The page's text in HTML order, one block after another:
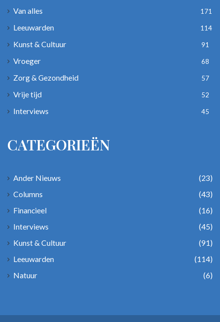
Van alles 171
Leeuwarden 114
Kunst & Cultuur 91
Vroeger 68
Zorg & Gezondheid 57
Vrije tijd 52
Interviews 45
CATEGORIEËN
Ander Nieuws
(23)
Columns
(43)
Financieel
(16)
Interviews
(45)
Kunst & Cultuur
(91)
Leeuwarden
(114)
Natuur
(6)